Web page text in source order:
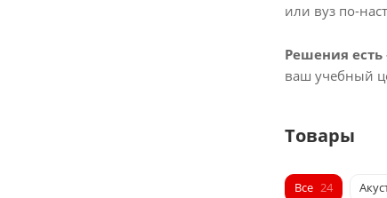
или вуз по-
Решения
ваш учебный
Товары
Все 24